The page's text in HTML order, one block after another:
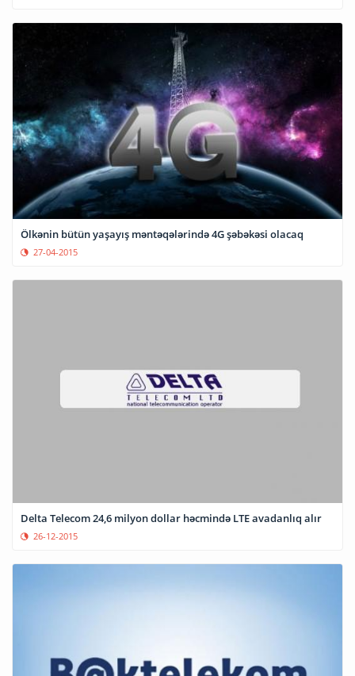
Ölkənin bütün yaşayış məntəqələrində 4G şəbəkəsi olacaq
27-04-2015
Delta Telecom 24,6 milyon dollar həcmində LTE avadanlıq alır
26-12-2015